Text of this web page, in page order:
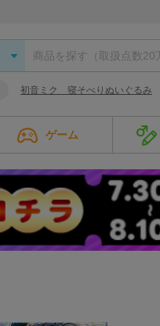
初音ミク 寝そべりぬいぐるみ
ゲーム